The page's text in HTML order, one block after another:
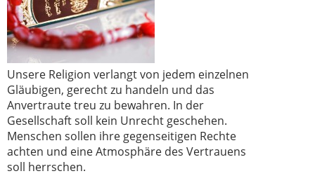
Unsere Religion verlangt von jedem einzelnen
Gläubigen, gerecht zu handeln und das
Anvertraute treu zu bewahren. In der
Gesellschaft soll kein Unrecht geschehen.
Menschen sollen ihre gegenseitigen Rechte
achten und eine Atmosphäre des Vertrauens
soll herrschen.